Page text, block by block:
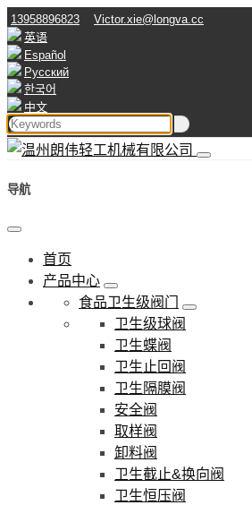
13958896823
Victor.xie@longva.cc
英语
Español
Русский
한국어
中文
导航
首页
产品中心
食品卫生级阀门
卫生级球阀
卫生蝶阀
卫生止回阀
卫生隔膜阀
安全阀
取样阀
卸料阀
卫生截止&换向阀
卫生恒压阀